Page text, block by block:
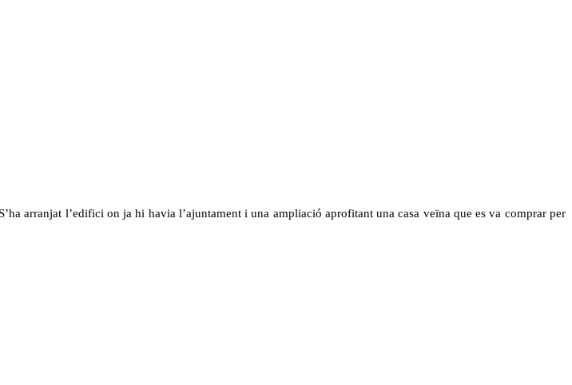
arranjat l’edifici on ja hi havia l’ajuntament i una ampliació aprofitant una casa veïna que es va comprar per